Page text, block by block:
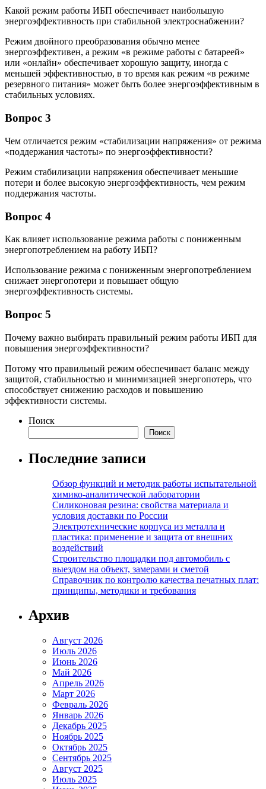
Какой режим работы ИБП обеспечивает наибольшую
энергоэффективность при стабильной электроснабжении?
Режим двойного преобразования обычно менее
энергоэффективен, а режим «в режиме работы с батареей»
или «онлайн» обеспечивает хорошую защиту, иногда с
меньшей эффективностью, в то время как режим «в режиме
резервного питания» может быть более энергоэффективным в
стабильных условиях.
Вопрос 3
Чем отличается режим «стабилизации напряжения» от режима
«поддержания частоты» по энергоэффективности?
Режим стабилизации напряжения обеспечивает меньшие
потери и более высокую энергоэффективность, чем режим
поддержания частоты.
Вопрос 4
Как влияет использование режима работы с пониженным
энергопотреблением на работу ИБП?
Использование режима с пониженным энергопотреблением
снижает энергопотери и повышает общую
энергоэффективность системы.
Вопрос 5
Почему важно выбирать правильный режим работы ИБП для
повышения энергоэффективности?
Потому что правильный режим обеспечивает баланс между
защитой, стабильностью и минимизацией энергопотерь, что
способствует снижению расходов и повышению
эффективности системы.
Поиск
Поиск
Последние записи
Обзор функций и методик работы испытательной
химико-аналитической лаборатории
Силиконовая резина: свойства материала и
условия доставки по России
Электротехнические корпуса из металла и
пластика: применение и защита от внешних
воздействий
Строительство площадки под автомобиль с
выездом на объект, замерами и сметой
Справочник по контролю качества печатных плат:
принципы, методики и требования
Архив
Август 2026
Июль 2026
Июнь 2026
Май 2026
Апрель 2026
Март 2026
Февраль 2026
Январь 2026
Декабрь 2025
Ноябрь 2025
Октябрь 2025
Сентябрь 2025
Август 2025
Июль 2025